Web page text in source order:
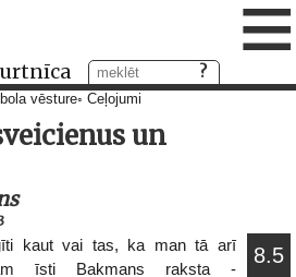
≡
vēsture Ceļojumi
un
8.5
kaut vai tas, ka man tā arī
īsti Bakmans raksta -